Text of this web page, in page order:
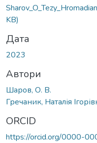
KB)
Дата
2023
Автори
Шаров, О. В.
Гречаник, Наталія
ORCID
https://orcid.org/0000-